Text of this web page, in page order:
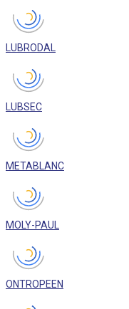
LUBRODAL
LUBSEC
METABLANC
MOLY-PAUL
ONTROPEEN